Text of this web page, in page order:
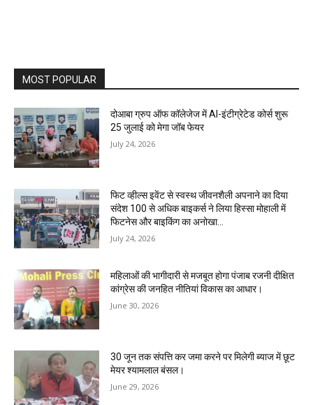
MOST POPULAR
दोआबा ग्रुप ऑफ कॉलेजेज में AI-इंटीग्रेटेड कोर्स शुरू
25 जुलाई को मेगा जॉब फेयर
July 24, 2026
फिट व्हील्स इवेंट से स्वस्थ जीवनशैली अपनाने का दिया
संदेश 100 से अधिक बाइकर्स ने लिया हिस्सा मोहाली में
फिटनेस और बाइकिंग का अनोखा...
July 24, 2026
महिलाओं की भागीदारी से मजबूत होगा पंजाब रजनी दीक्षित
कांग्रेस की जनहित नीतियां विकास का आधार।
June 30, 2026
30 जून तक संपत्ति कर जमा करने पर मिलेगी ब्याज में छूट
मेयर श्यामलाल बंसल।
June 29, 2026